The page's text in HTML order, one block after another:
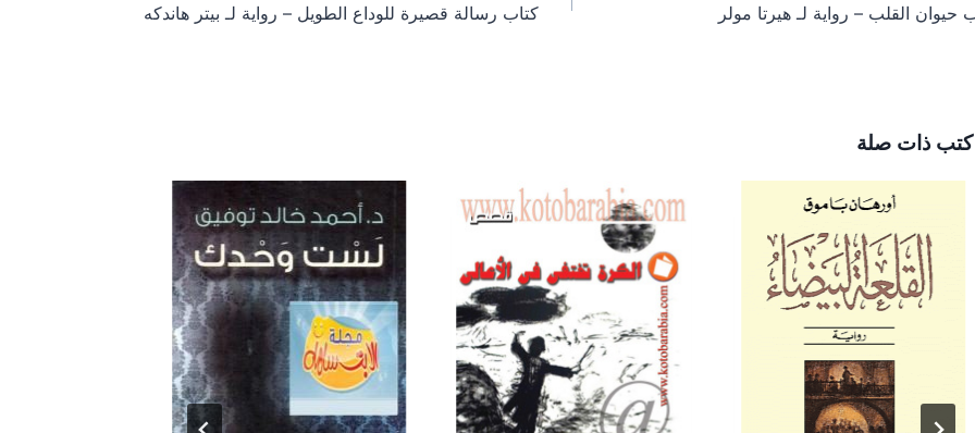
حيوان القلب – رواية لـ هيرتا مولر كتاب رسالة قصيرة للوداع الطويل – رواية لـ بيتر هاندكه
كتب ذات صلة